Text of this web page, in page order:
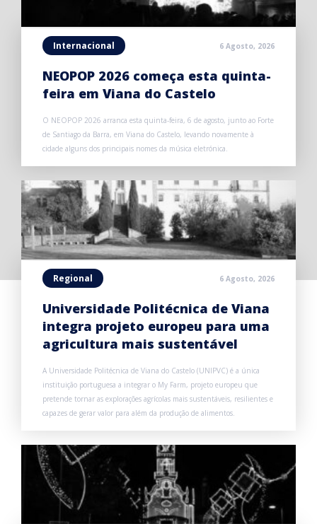
Internacional 6 Agosto, 2026
NEOPOP 2026 começa esta quinta-
feira em Viana do Castelo
O NEOPOP 2026 arranca esta quinta-feira, 6 de agosto, junto ao Forte
de Santiago da Barra, em Viana do Castelo, levando novamente à
cidade alguns dos principais nomes da música eletrónica.
Regional 6 Agosto, 2026
Universidade Politécnica de Viana
integra projeto europeu para uma
agricultura mais sustentável
A Universidade Politécnica de Viana do Castelo (UNIPVC) é a única
instituição portuguesa a integrar o My Farm, projeto europeu que
pretende tornar as explorações agrícolas mais sustentáveis, resilientes e
capazes de gerar valor para além da produção de alimentos.